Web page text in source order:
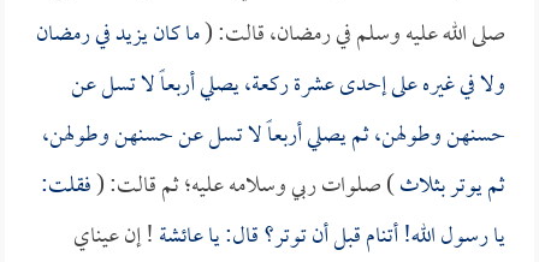
صلى الله عليه وسلم في رمضان، قالت: (ما كان يزيد في رمضان
ولا في غيره على إحدى عشرة ركعة، يصلي أربعاً لا تسل عن
حسنهن وطولهن، ثم يصلي أربعاً لا تسل عن حسنهن وطولهن،
ثم يوتر بثلاث) صلوات ربي وسلامه عليه؛ ثم قالت: (فقلت:
يا رسول الله! أتنام قبل أن توتر؟ قال: ياعائشة! إن عيناي